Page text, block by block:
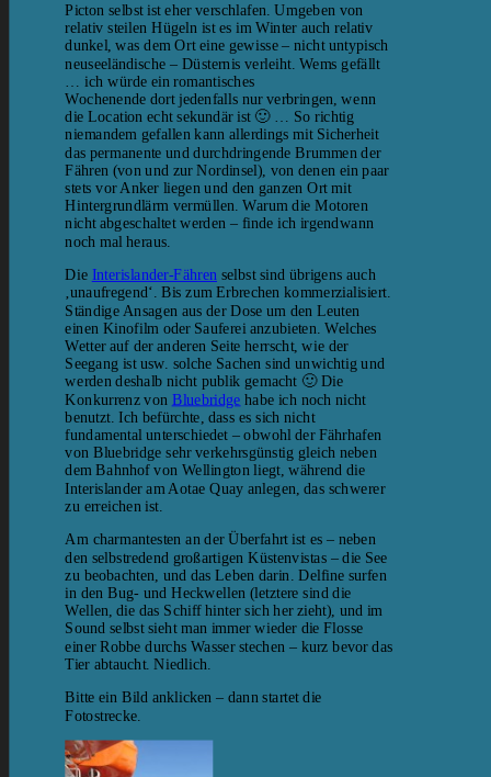
Picton selbst ist eher verschlafen. Umgeben von
relativ steilen Hügeln ist es im Winter auch relativ
dunkel, was dem Ort eine gewisse – nicht untypisch
neuseeländische – Düsternis verleiht. Wems gefällt
… ich würde ein romantisches
Wochenende dort jedenfalls nur verbringen, wenn
die Location echt sekundär ist 🙂 … So richtig
niemandem gefallen kann allerdings mit Sicherheit
das permanente und durchdringende Brummen der
Fähren (von und zur Nordinsel), von denen ein paar
stets vor Anker liegen und den ganzen Ort mit
Hintergrundlärm vermüllen. Warum die Motoren
nicht abgeschaltet werden – finde ich irgendwann
noch mal heraus.
Die Interislander-Fähren selbst sind übrigens auch
‚unaufregend‘. Bis zum Erbrechen kommerzialisiert.
Ständige Ansagen aus der Dose um den Leuten
einen Kinofilm oder Sauferei anzubieten. Welches
Wetter auf der anderen Seite herrscht, wie der
Seegang ist usw. solche Sachen sind unwichtig und
werden deshalb nicht publik gemacht 🙂 Die
Konkurrenz von Bluebridge habe ich noch nicht
benutzt. Ich befürchte, dass es sich nicht
fundamental unterschiedet – obwohl der Fährhafen
von Bluebridge sehr verkehrsgünstig gleich neben
dem Bahnhof von Wellington liegt, während die
Interislander am Aotae Quay anlegen, das schwerer
zu erreichen ist.
Am charmantesten an der Überfahrt ist es – neben
den selbstredend großartigen Küstenvistas – die See
zu beobachten, und das Leben darin. Delfine surfen
in den Bug- und Heckwellen (letztere sind die
Wellen, die das Schiff hinter sich her zieht), und im
Sound selbst sieht man immer wieder die Flosse
einer Robbe durchs Wasser stechen – kurz bevor das
Tier abtaucht. Niedlich.
Bitte ein Bild anklicken – dann startet die
Fotostrecke.